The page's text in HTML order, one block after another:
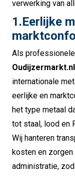
verwerking van
1.Eerlijke
Als
Oudijzermarkt.nl
internationale
eerlijke en
het type metaal
tot staal, lood en
Wij hanteren
kosten en
administratie,